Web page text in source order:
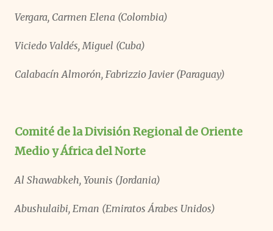
Vergara, Carmen Elena (Colombia)
Viciedo Valdés, Miguel (Cuba)
Calabacín Almorón, Fabrizzio Javier (Paraguay)
Comité de la División Regional de Oriente
Medio y África del Norte
Al Shawabkeh, Younis (Jordania)
Abushulaibi, Eman (Emiratos Árabes Unidos)